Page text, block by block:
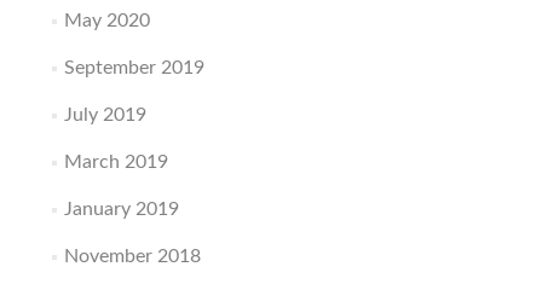
May 2020
September 2019
July 2019
March 2019
January 2019
November 2018